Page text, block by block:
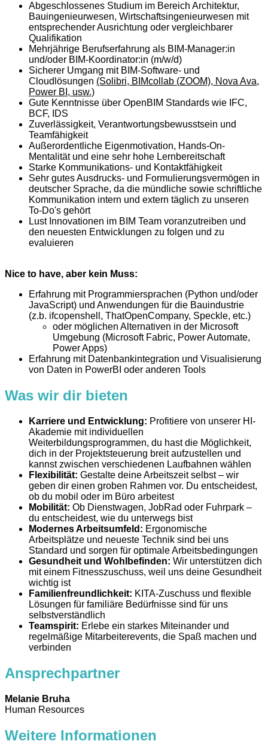
Abgeschlossenes Studium im Bereich Architektur,
Bauingenieurwesen, Wirtschaftsingenieurwesen mit
entsprechender Ausrichtung oder vergleichbarer
Qualifikation
Mehrjährige Berufserfahrung als BIM-Manager:in
und/oder BIM-Koordinator:in (m/w/d)
Sicherer Umgang mit BIM-Software- und
Cloudlösungen (Solibri, BIMcollab (ZOOM), Nova Ava,
Power BI, usw.)
Gute Kenntnisse über OpenBIM Standards wie IFC,
BCF, IDS
Zuverlässigkeit, Verantwortungsbewusstsein und
Teamfähigkeit
Außerordentliche Eigenmotivation, Hands-On-
Mentalität und eine sehr hohe Lernbereitschaft
Starke Kommunikations- und Kontaktfähigkeit
Sehr gutes Ausdrucks- und Formulierungsvermögen in
deutscher Sprache, da die mündliche sowie schriftliche
Kommunikation intern und extern täglich zu unseren
To-Do's gehört
Lust Innovationen im BIM Team voranzutreiben und
den neuesten Entwicklungen zu folgen und zu
evaluieren
Nice to have, aber kein Muss:
Erfahrung mit Programmiersprachen (Python und/oder
JavaScript) und Anwendungen für die Bauindustrie
(z.b. ifcopenshell, ThatOpenCompany, Speckle, etc.)
oder möglichen Alternativen in der Microsoft
Umgebung (Microsoft Fabric, Power Automate,
Power Apps)
Erfahrung mit Datenbankintegration und Visualisierung
von Daten in PowerBI oder anderen Tools
Was wir dir bieten
Karriere und Entwicklung: Profitiere von unserer HI-
Akademie mit individuellen
Weiterbildungsprogrammen, du hast die Möglichkeit,
dich in der Projektsteuerung breit aufzustellen und
kannst zwischen verschiedenen Laufbahnen wählen
Flexibilität: Gestalte deine Arbeitszeit selbst – wir
geben dir einen groben Rahmen vor. Du entscheidest,
ob du mobil oder im Büro arbeitest
Mobilität: Ob Dienstwagen, JobRad oder Fuhrpark –
du entscheidest, wie du unterwegs bist
Modernes Arbeitsumfeld: Ergonomische
Arbeitsplätze und neueste Technik sind bei uns
Standard und sorgen für optimale Arbeitsbedingungen
Gesundheit und Wohlbefinden: Wir unterstützen dich
mit einem Fitnesszuschuss, weil uns deine Gesundheit
wichtig ist
Familienfreundlichkeit: KITA-Zuschuss und flexible
Lösungen für familiäre Bedürfnisse sind für uns
selbstverständlich
Teamspirit: Erlebe ein starkes Miteinander und
regelmäßige Mitarbeiterevents, die Spaß machen und
verbinden
Ansprechpartner
Melanie Bruha
Human Resources
Weitere Informationen